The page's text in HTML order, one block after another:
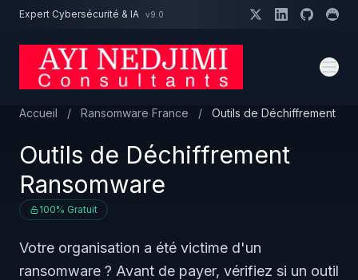
Aller au contenu principal
Expert Cybersécurité & IA v9.0
Accueil / Ransomware France / Outils de Déchiffrement
Outils de Déchiffrement
Ransomware
100% Gratuit
Votre organisation a été victime d'un
ransomware ? Avant de payer, vérifiez si un outil
Un projet cybersécurité ?